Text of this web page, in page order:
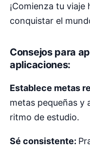
¡Comienza tu
conquistar el
Consejos para
aplicaciones:
Establece metas
metas pequeñas y
ritmo de estudio.
Sé consistente: